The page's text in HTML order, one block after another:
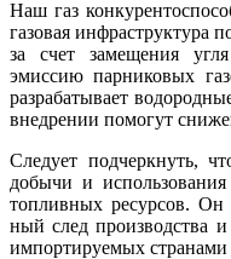
Наш газ
газовая инфраструктура
за счет замещения
эмиссию парниковых
разрабатывает
внедрении помогут
Следует подчеркнуть,
добычи и
топливных ресурсов.
ный след производства
импортируемых